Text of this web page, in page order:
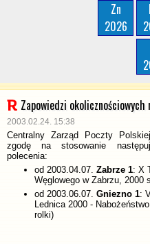
Zn
2026
Zapowiedzi okolicznościowych
2003.02.24. 15:38
Centralny Zarząd Poczty
zgodę na stosowanie
polecenia:
od 2003.04.07. Zabrze 1: X
Węglowego w Zabrzu, 2000
od 2003.06.07. Gniezno 1:
Lednica 2000 -
rolki)